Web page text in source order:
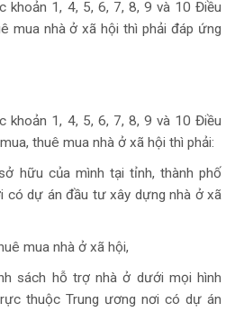
khoản 1, 4, 5, 6, 7, 8, 9 và 10 Điều
mua nhà ở xã hội thì phải đáp ứng
khoản 1, 4, 5, 6, 7, 8, 9 và 10 Điều
thuê mua nhà ở xã hội thì phải:
hữu của mình tại tỉnh, thành phố
có dự án đầu tư xây dựng nhà ở xã
mua nhà ở xã hội,
sách hỗ trợ nhà ở dưới mọi hình
thuộc Trung ương nơi có dự án